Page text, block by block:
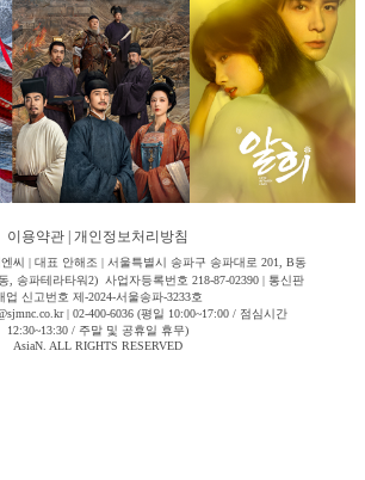
이용약관 개인정보처리방침
씨 | 대표 안해조 | 서울특별시 송파구 송파대로 201, B동
, 송파테라타워2) 사업자등록번호 218-87-02390 | 통신판
업 신고번호 제-2024-서울송파-3233호
| 02-400-6036 (평일 10:00~17:00 / 점심시간
12:30~13:30 / 주말 및 공휴일 휴무)
AsiaN. ALL RIGHTS RESERVED